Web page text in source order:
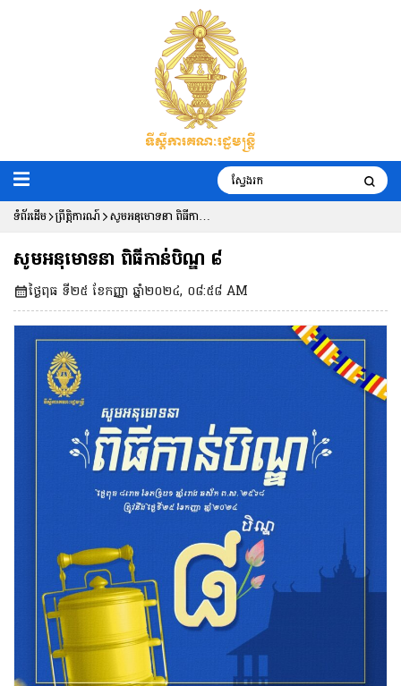
ទំព័រដើម ព្រឹត្តិការណ៍ សូមអនុមោទនា ពិធីកាន់
បិណ្ឌ ៨
សូមអនុមោទនា ពិធីកាន់បិណ្ឌ ៨
ថ្ងៃពុធ ទី២៥ ខែកញ្ញា ឆ្នាំ២០២៤, ០៨:៥៨ AM